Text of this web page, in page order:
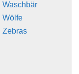
Waschbär
Wölfe
Zebras